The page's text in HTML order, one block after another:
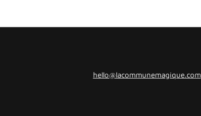
hello@lacommunemagique.com